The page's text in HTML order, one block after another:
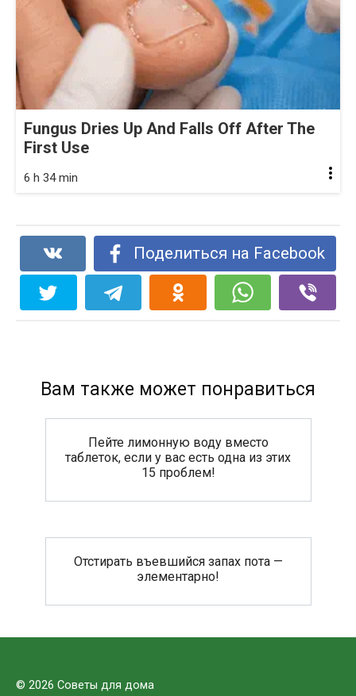
Fungus Dries Up And Falls Off After The
First Use
6 h 34 min
Поделиться на Facebook
Вам также может понравиться
Пейте лимонную воду вместо
таблеток, если у вас есть одна из этих
15 проблем!
Отстирать въевшийся запах пота —
элементарно!
© 2026 Советы для дома